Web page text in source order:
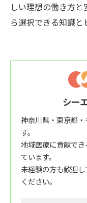
しい理想の働き方
ら選択できる知識と
シー
神奈川県・東京都
す。
地域医療に貢献で
ています。
未経験の方も歓迎
ください。